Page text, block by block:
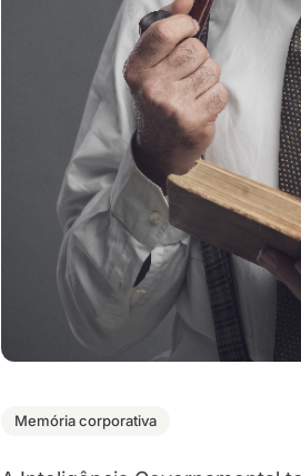
Memória corporativa